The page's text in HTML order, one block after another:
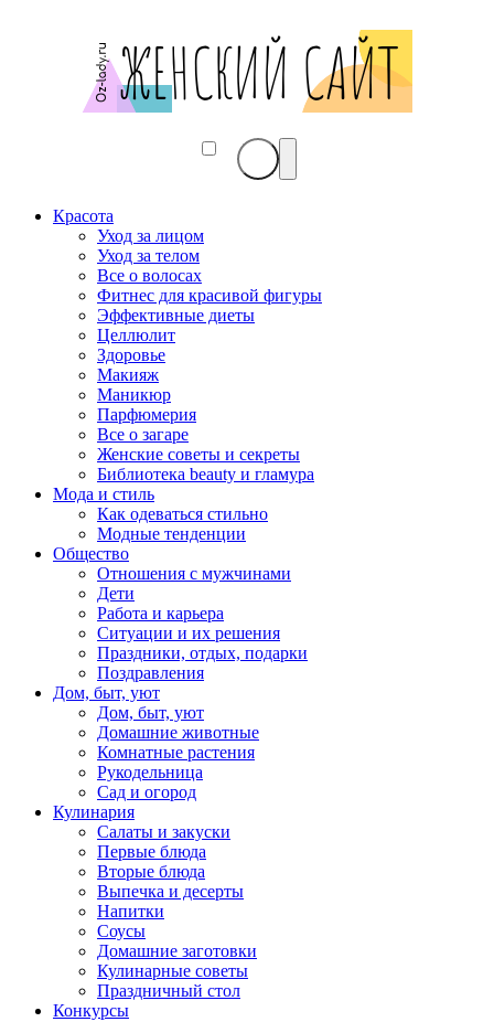
Красота
Уход за лицом
Уход за телом
Все о волосах
Фитнес для красивой фигуры
Эффективные диеты
Целлюлит
Здоровье
Макияж
Маникюр
Парфюмерия
Все о загаре
Женские советы и секреты
Библиотека beauty и гламура
Мода и стиль
Как одеваться стильно
Модные тенденции
Общество
Отношения с мужчинами
Дети
Работа и карьера
Ситуации и их решения
Праздники, отдых, подарки
Поздравления
Дом, быт, уют
Дом, быт, уют
Домашние животные
Комнатные растения
Рукодельница
Сад и огород
Кулинария
Салаты и закуски
Первые блюда
Вторые блюда
Выпечка и десерты
Напитки
Соусы
Домашние заготовки
Кулинарные советы
Праздничный стол
Конкурсы